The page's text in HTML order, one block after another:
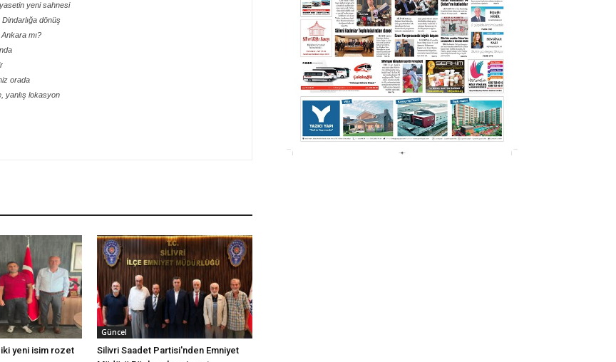
yeni sahnesi
dönüş
mı?
orada
yanlış lokasyon
yeni isim rozet
Güncel
Silivri Saadet Partisi'nden Emniyet